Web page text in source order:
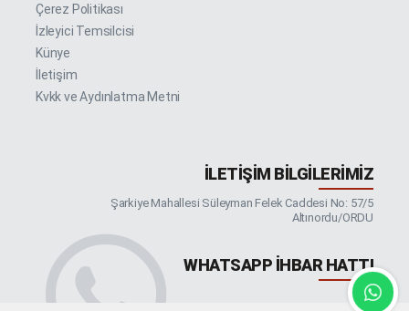
Çerez Politikası
İzleyici Temsilcisi
Künye
İletişim
Kvkk ve Aydınlatma Metni
İLETIŞIM BILGILERIMIZ
Şarkiye Mahallesi Süleyman Felek Caddesi No: 57/5
Altınordu/ORDU
WHATSAPP İHBAR HATTI